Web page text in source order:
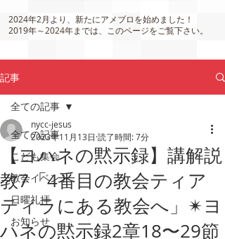
2024年2月より、新たにアメブロを始めました！
2019年～2024年までは、このページをご覧下さい。
記事
全ての記事
こども集会
教会イベント
日曜礼拝
お知らせ
全ての記事
【ヨハネの黙示録】講解説
教7「4番目の教会ティア
ティラにある教会へ」✴︎ヨ
ハネの黙示録2章18〜29節
nycc-jesus
2023年11月13日 読了時間: 7分